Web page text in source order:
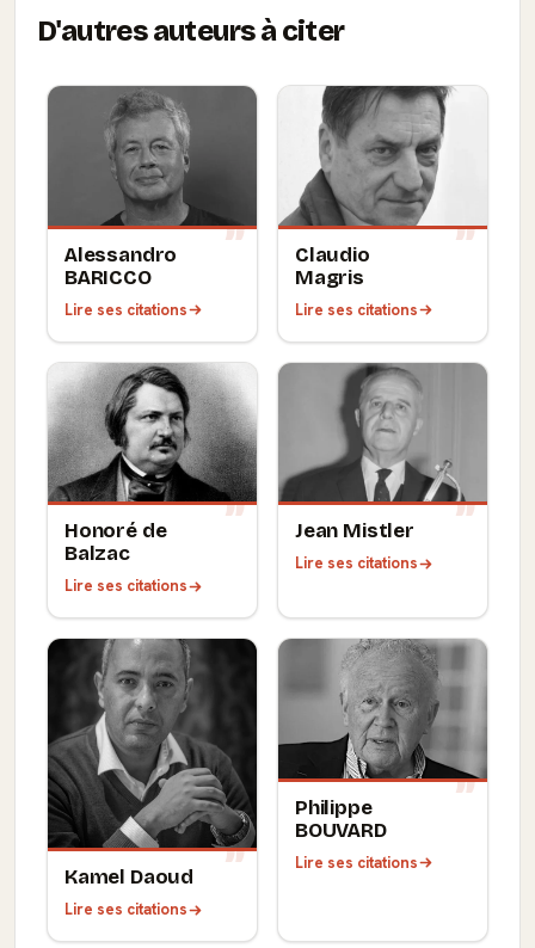
D'autres auteurs à citer
Alessandro
BARICCO
Lire ses citations
Claudio
Magris
Lire ses citations
Honoré de
Balzac
Lire ses citations
Jean Mistler
Lire ses citations
Kamel Daoud
Lire ses citations
Philippe
BOUVARD
Lire ses citations